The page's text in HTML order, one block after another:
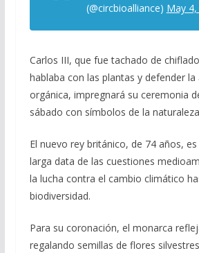
(@circbioalliance) May
Carlos III, que fue tachado de
hablaba con las plantas y defender la
orgánica, impregnará su ceremonia
sábado con símbolos de la
El nuevo rey británico, de 74 años,
larga data de las cuestiones
la lucha contra el cambio climático
biodiversidad.
Para su coronación, el monarca
regalando semillas de flores